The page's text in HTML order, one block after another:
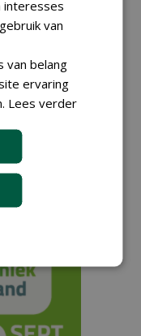
interesses
van
van belang
ervaring
Lees verder